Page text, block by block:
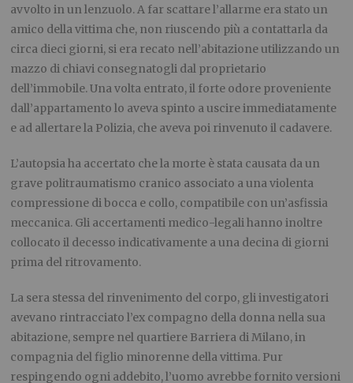
avvolto in un lenzuolo. A far scattare l’allarme era stato un
amico della vittima che, non riuscendo più a contattarla da
circa dieci giorni, si era recato nell’abitazione utilizzando un
mazzo di chiavi consegnatogli dal proprietario
dell’immobile. Una volta entrato, il forte odore proveniente
dall’appartamento lo aveva spinto a uscire immediatamente
e ad allertare la Polizia, che aveva poi rinvenuto il cadavere.
L’autopsia ha accertato che la morte è stata causata da un
grave politraumatismo cranico associato a una violenta
compressione di bocca e collo, compatibile con un’asfissia
meccanica. Gli accertamenti medico-legali hanno inoltre
collocato il decesso indicativamente a una decina di giorni
prima del ritrovamento.
La sera stessa del rinvenimento del corpo, gli investigatori
avevano rintracciato l’ex compagno della donna nella sua
abitazione, sempre nel quartiere Barriera di Milano, in
compagnia del figlio minorenne della vittima. Pur
respingendo ogni addebito, l’uomo avrebbe fornito versioni